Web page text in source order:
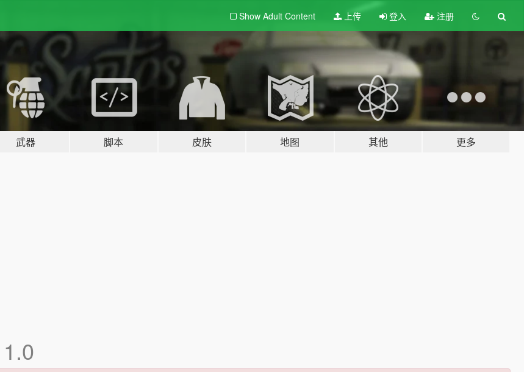
Show Adult Content 上传 登入 注册
武器 脚本 皮肤 地图 其他 更多
1.0